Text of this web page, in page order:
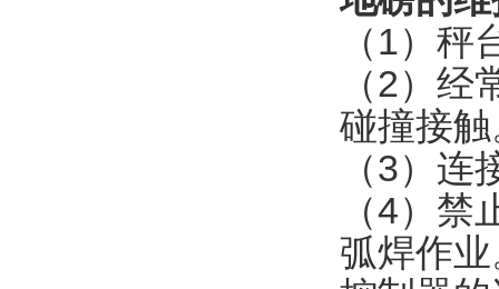
（1）秤
（2）经
碰撞接
（3）连
（4）禁
弧焊作